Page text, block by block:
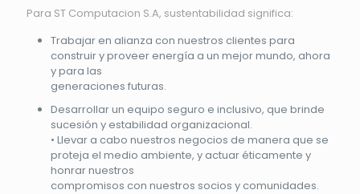
Para ST Computacion S.A, sustentabilidad significa:
Trabajar en alianza con nuestros clientes para
construir y proveer energía a un mejor mundo, ahora
y para las
generaciones futuras.
Desarrollar un equipo seguro e inclusivo, que brinde
sucesión y estabilidad organizacional.
• Llevar a cabo nuestros negocios de manera que se
proteja el medio ambiente, y actuar éticamente y
honrar nuestros
compromisos con nuestros socios y comunidades.